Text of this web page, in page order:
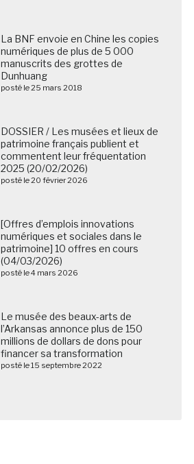
La BNF envoie en Chine les copies
numériques de plus de 5 000
manuscrits des grottes de
Dunhuang
posté le 25 mars 2018
DOSSIER / Les musées et lieux de
patrimoine français publient et
commentent leur fréquentation
2025 (20/02/2026)
posté le 20 février 2026
[Offres d’emplois innovations
numériques et sociales dans le
patrimoine] 10 offres en cours
(04/03/2026)
posté le 4 mars 2026
Le musée des beaux-arts de
l’Arkansas annonce plus de 150
millions de dollars de dons pour
financer sa transformation
posté le 15 septembre 2022